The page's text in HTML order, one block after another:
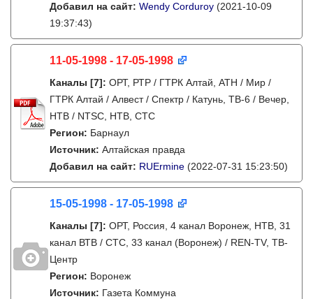
Добавил на сайт: Wendy Corduroy (2021-10-09
19:37:43)
11-05-1998 - 17-05-1998
Каналы [7]: ОРТ, РТР / ГТРК Алтай, АТН / Мир /
ГТРК Алтай / Алвест / Спектр / Катунь, ТВ-6 / Вечер,
НТВ / NTSC, НТВ, СТС
Регион: Барнаул
Источник: Алтайская правда
Добавил на сайт: RUErmine (2022-07-31 15:23:50)
15-05-1998 - 17-05-1998
Каналы [7]: ОРТ, Россия, 4 канал Воронеж, НТВ, 31
канал ВТВ / СТС, 33 канал (Воронеж) / REN-TV, ТВ-
Центр
Регион: Воронеж
Источник: Газета Коммуна